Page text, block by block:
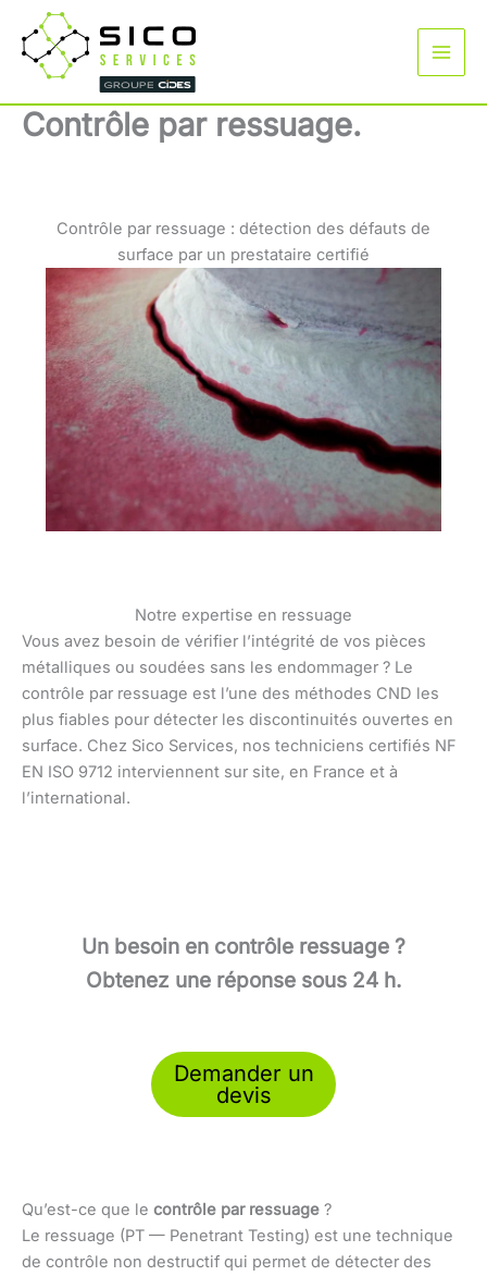
contenu
Contrôle par ressuage.
Contrôle par ressuage : détection des défauts de
surface par un prestataire certifié
Notre expertise en ressuage
Vous avez besoin de vérifier l’intégrité de vos pièces
métalliques ou soudées sans les endommager ? Le
contrôle par ressuage est l’une des méthodes CND les
plus fiables pour détecter les discontinuités ouvertes en
surface. Chez Sico Services, nos techniciens certifiés NF
EN ISO 9712 interviennent sur site, en France et à
l’international.
Un besoin en contrôle ressuage ?
Obtenez une réponse sous 24 h.
Demander un
devis
Qu’est-ce que le contrôle par ressuage ?
Le ressuage (PT — Penetrant Testing) est une technique
de contrôle non destructif qui permet de détecter des